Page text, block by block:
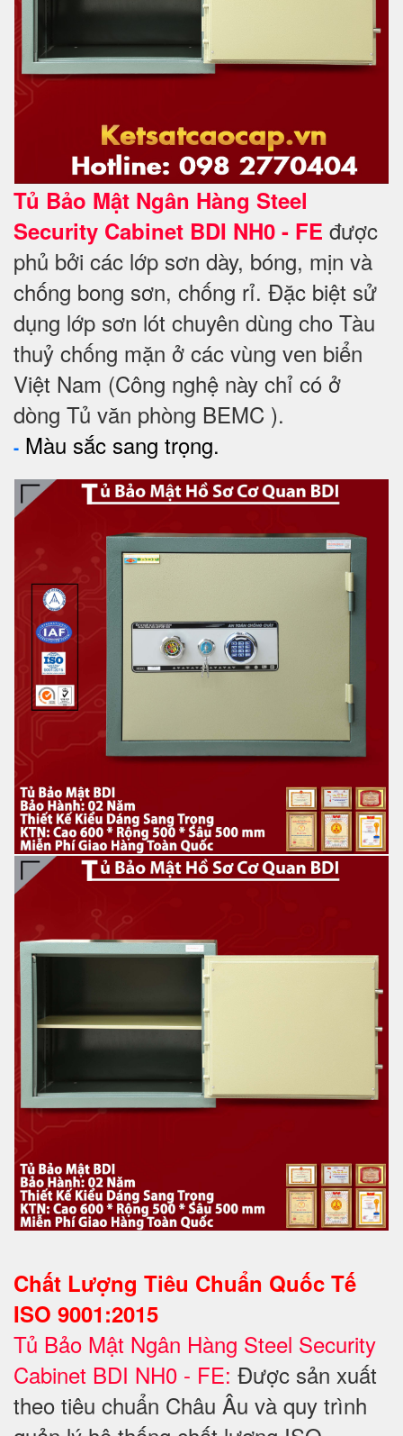
Tủ Bảo Mật Ngân Hàng Steel
Security Cabinet BDI NH0 - FE được
phủ bởi các lớp sơn dày, bóng, mịn và
chống bong sơn, chống rỉ. Đặc biệt sử
dụng lớp sơn lót chuyên dùng cho Tàu
thuỷ chống mặn ở các vùng ven biển
Việt Nam (Công nghệ này chỉ có ở
dòng Tủ văn phòng BEMC ).
- Màu sắc sang trọng.
Chất Lượng Tiêu Chuẩn Quốc Tế
ISO 9001:2015
Tủ Bảo Mật Ngân Hàng Steel Security
Cabinet BDI NH0 - FE: Được sản xuất
theo tiêu chuẩn Châu Âu và quy trình